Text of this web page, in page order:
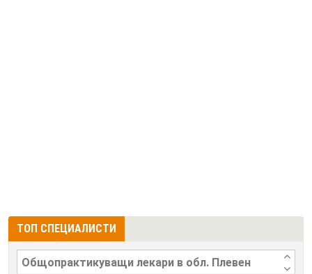
ТОП СПЕЦИАЛИСТИ